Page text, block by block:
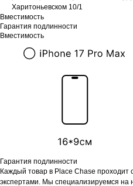
Харитоньевском 10/1
Вместимость
Гарантия подлинности
Вместимость
Гарантия подлинности
Каждый товар в Place Chase проходит
экспертами. Мы специализируемся на